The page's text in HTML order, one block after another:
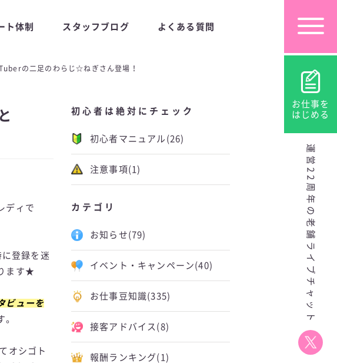
お仕事を
はじめる
運営22周年の老舗ライブチャット
ト体制 スタッフブログ よくある質問
の二足のわらじ☆ねぎさん登場！
ディで
登録を迷
ます★
ビューを
。
オシゴト
初心者は絶対にチェック
初心者マニュアル (26)
注意事項 (1)
カテゴリ
お知らせ (79)
イベント・キャンペーン (40)
お仕事豆知識(335)
接客アドバイス (8)
報酬ランキング (1)